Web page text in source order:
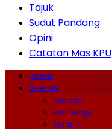
Tajuk
Sudut Pandang
Opini
Catatan Mas KPU
Home
Daerah
Pacitan
Ponorogo
Madiun